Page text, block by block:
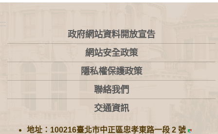
:::
政府網站資料開放宣告
網站安全政策
隱私權保護政策
聯絡我們
交通資訊
地址：100216臺北市中正區忠孝東路一段 2 號